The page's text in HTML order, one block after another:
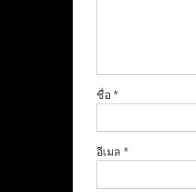
ชื่อ*
อีเมล *